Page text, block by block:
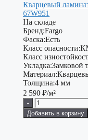
Кварцевый
67W951
На складе
Бренд:Fargo
Фаска:Есть
Класс опасности:
Класс
Укладка:Замковой
Материал:
Толщина:4 мм
2 590 ₽/м²
-
Добавить в корзину